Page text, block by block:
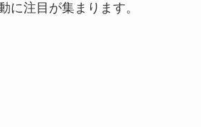
に注目が集まります。